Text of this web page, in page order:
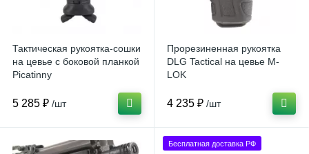
Тактическая рукоятка-сошки
на цевье с боковой планкой
Picatinny
5 285 ₽ /шт
Прорезиненная рукоятка
DLG Tactical на цевье M-
LOK
4 235 ₽ /шт
Бесплатная доставка РФ